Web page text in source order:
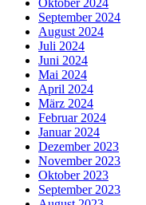
Oktober 2024
September 2024
August 2024
Juli 2024
Juni 2024
Mai 2024
April 2024
März 2024
Februar 2024
Januar 2024
Dezember 2023
November 2023
Oktober 2023
September 2023